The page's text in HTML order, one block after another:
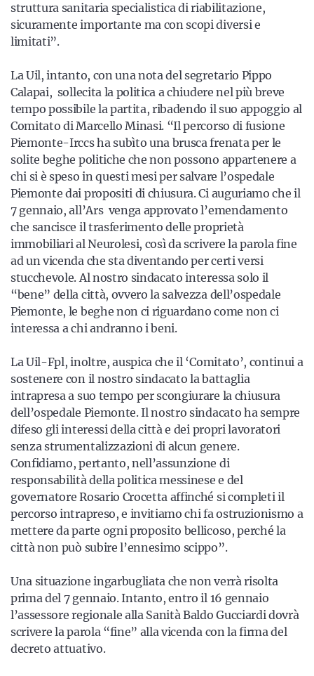
struttura sanitaria specialistica di riabilitazione,
sicuramente importante ma con scopi diversi e
limitati”.
La Uil, intanto, con una nota del segretario Pippo
Calapai, sollecita la politica a chiudere nel più breve
tempo possibile la partita, ribadendo il suo appoggio al
Comitato di Marcello Minasi. “Il percorso di fusione
Piemonte-Irccs ha subìto una brusca frenata per le
solite beghe politiche che non possono appartenere a
chi si è speso in questi mesi per salvare l’ospedale
Piemonte dai propositi di chiusura. Ci auguriamo che il
7 gennaio, all’Ars venga approvato l’emendamento
che sancisce il trasferimento delle proprietà
immobiliari al Neurolesi, così da scrivere la parola fine
ad un vicenda che sta diventando per certi versi
stucchevole. Al nostro sindacato interessa solo il
“bene” della città, ovvero la salvezza dell’ospedale
Piemonte, le beghe non ci riguardano come non ci
interessa a chi andranno i beni.
La Uil-Fpl, inoltre, auspica che il ‘Comitato’, continui a
sostenere con il nostro sindacato la battaglia
intrapresa a suo tempo per scongiurare la chiusura
dell’ospedale Piemonte. Il nostro sindacato ha sempre
difeso gli interessi della città e dei propri lavoratori
senza strumentalizzazioni di alcun genere.
Confidiamo, pertanto, nell’assunzione di
responsabilità della politica messinese e del
governatore Rosario Crocetta affinché si completi il
percorso intrapreso, e invitiamo chi fa ostruzionismo a
mettere da parte ogni proposito bellicoso, perché la
città non può subire l’ennesimo scippo”.
Una situazione ingarbugliata che non verrà risolta
prima del 7 gennaio. Intanto, entro il 16 gennaio
l’assessore regionale alla Sanità Baldo Gucciardi dovrà
scrivere la parola “fine” alla vicenda con la firma del
decreto attuativo.